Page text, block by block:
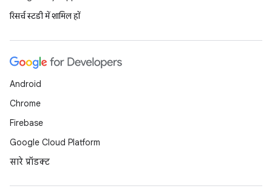
रिसर्च स्टडी में शामिल हों
Android
Chrome
Firebase
Google Cloud Platform
सारे प्रॉडक्ट